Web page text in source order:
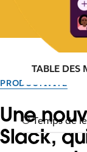
PRODUCTIVITÉ
Une
Slack,
TABLE DES
Temps de